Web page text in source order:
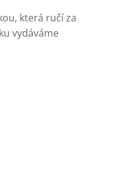
která ručí za
vydáváme